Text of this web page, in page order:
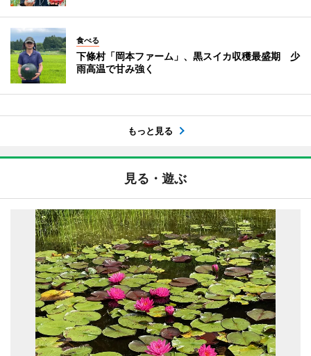
食べる
下條村「岡本ファーム」、黒スイカ収穫最盛期 少
雨高温で甘み強く
もっと見る
見る・遊ぶ